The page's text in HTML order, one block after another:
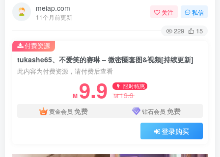
meiap.com
11个月前更新
关注 私信
229 15
tukashe65、不爱笑的赛琳 – 微密圈套图&视频[持续更新]
此内容为付费资源，请付费后查看
M 9.9 限时特惠
M19.9
黄金会员 免费 钻石会员 免费
登录购买
付费资源